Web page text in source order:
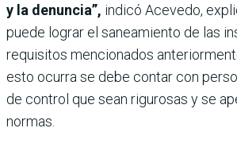
y la denuncia”, indicó Acevedo,
puede lograr el saneamiento de las
requisitos mencionados
esto ocurra se debe contar con
de control que sean rigurosas y se
normas.